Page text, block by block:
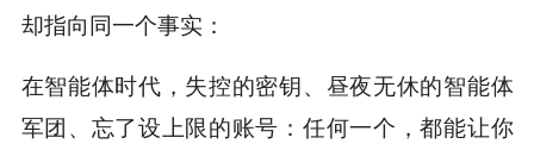
却指向同一个事实：
在智能体时代，失控的密钥、昼夜无休的智能体
军团、忘了设上限的账号：任何一个，都能让你